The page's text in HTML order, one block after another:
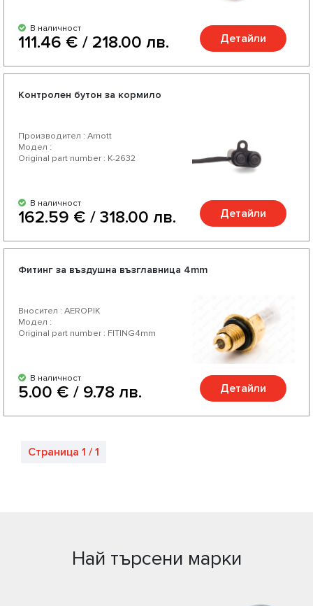
В наличност
111.46 € / 218.00 лв. Детайли
Контролен бутон за кормило
Производител : Arnott
Модел :
Original part number : K-2632
В наличност
162.59 € / 318.00 лв. Детайли
Фитинг за въздушна възглавница 4mm
Вносител : AEROPIK
Модел :
Original part number : FITING4mm
В наличност
5.00 € / 9.78 лв. Детайли
Страница 1 / 1
Най търсени марки